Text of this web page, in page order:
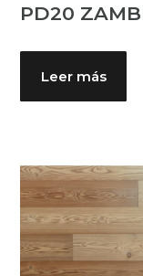
PD20
Leer más